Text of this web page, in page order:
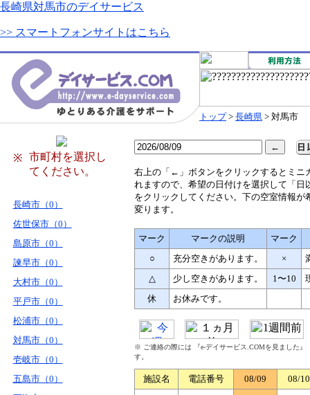
長崎県対馬市のデイサービス
>> スマートフォンサイトはこちら
トップ> 長崎県 > 対馬市
※
市町村を選択し
てください。
長崎市（0）
佐世保市（0）
島原市（0）
諫早市（0）
大村市（0）
平戸市（0）
松浦市（0）
対馬市（0）
壱岐市（0）
五島市（0）
右上の「←」ボタンをクリックするとミニ
れますので、希望の日付けを選択して「日
をクリックしてください。下の空室情報が
変ります。
マーク マークの説明
マーク
○
充分空きがあります。 ×
△
少し空きがあります。 1〜10
休
お休みです。
※ ご連絡の際には 『e-デイサービス.COMを見ました
す。
施設名 電話番号 08/09
08/10